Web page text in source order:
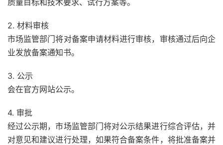
质量目标和技术要求、试行方案等。
2. 材料审核
市场监管部门将对备案申请材料进行审核，审核通过后向企
业发放备案通知书。
3. 公示
会在官方网站公示。
4. 审批
经过公示期，市场监管部门将对公示结果进行综合评估，并
对意见和建议进行处理，如果符合备案条件，将批准备案并